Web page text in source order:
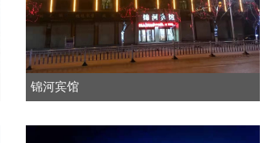
锦河宾馆